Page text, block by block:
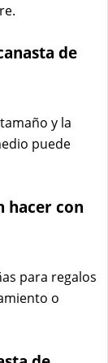
de
y la
puede
hacer con
para regalos
o